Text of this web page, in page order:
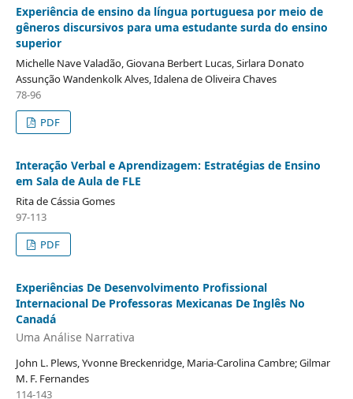
Experiência de ensino da língua portuguesa por meio de
gêneros discursivos para uma estudante surda do ensino
superior
Michelle Nave Valadão, Giovana Berbert Lucas, Sirlara Donato
Assunção Wandenkolk Alves, Idalena de Oliveira Chaves
78-96
PDF
Interação Verbal e Aprendizagem: Estratégias de Ensino
em Sala de Aula de FLE
Rita de Cássia Gomes
97-113
PDF
Experiências De Desenvolvimento Profissional
Internacional De Professoras Mexicanas De Inglês No
Canadá
Uma Análise Narrativa
John L. Plews, Yvonne Breckenridge, Maria-Carolina Cambre; Gilmar
M. F. Fernandes
114-143